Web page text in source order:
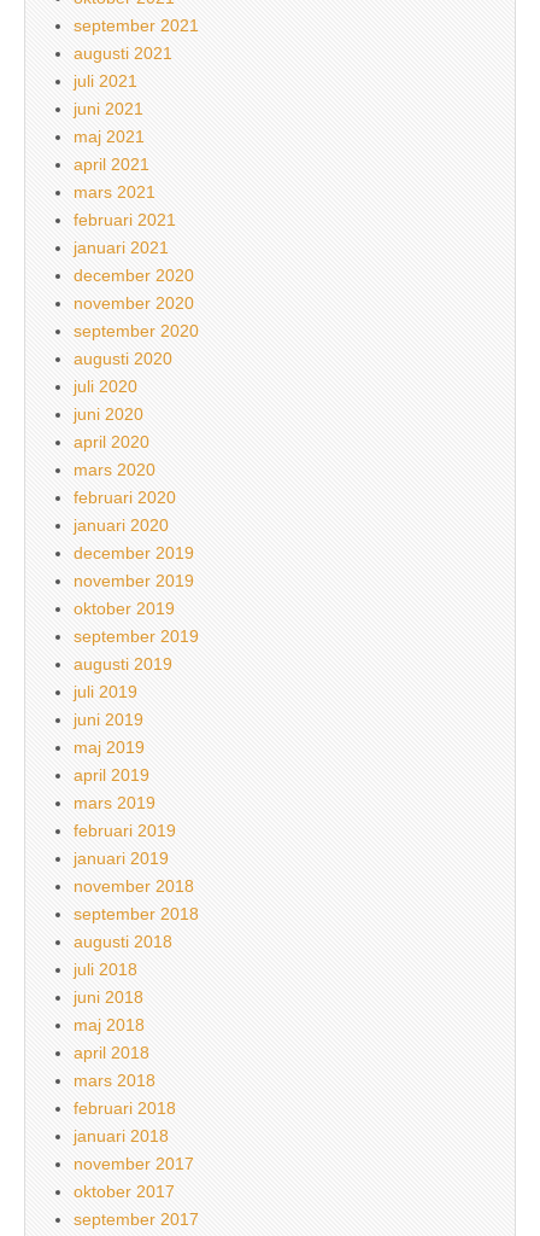
september 2021
augusti 2021
juli 2021
juni 2021
maj 2021
april 2021
mars 2021
februari 2021
januari 2021
december 2020
november 2020
september 2020
augusti 2020
juli 2020
juni 2020
april 2020
mars 2020
februari 2020
januari 2020
december 2019
november 2019
oktober 2019
september 2019
augusti 2019
juli 2019
juni 2019
maj 2019
april 2019
mars 2019
februari 2019
januari 2019
november 2018
september 2018
augusti 2018
juli 2018
juni 2018
maj 2018
april 2018
mars 2018
februari 2018
januari 2018
november 2017
oktober 2017
september 2017